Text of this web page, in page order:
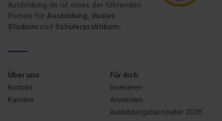
Ausbildung.de ist eines der führenden
Portale für Ausbildung, duales
Studium und Schülerpraktikum.
Über uns
Kontakt
Karriere
Für dich
Inserieren
Anmelden
Ausbildungsbarometer 2026